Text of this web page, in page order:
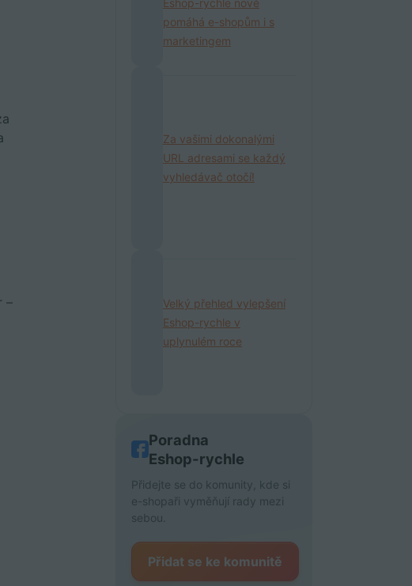
–
pomáhá e-shopům i s
marketingem
Za vašimi dokonalými
URL adresami se každý
vyhledávač otočí!
Velký přehled vylepšení
Eshop-rychle v
uplynulém roce
Poradna
Eshop-rychle
Přidejte se do komunity, kde si
e-shopaři vyměňují rady mezi
sebou.
Přidat se ke komunitě